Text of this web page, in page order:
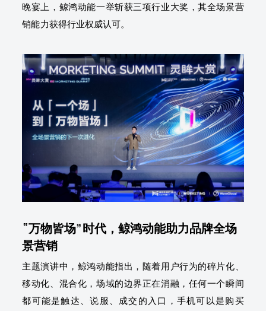
晚宴上，鲸鸿动能一举斩获三项行业大奖，其全场景营
销能力获得行业权威认可。
“万物皆场”时代，鲸鸿动能助力品牌全场
景营销
主题演讲中，鲸鸿动能指出，随着用户行为的碎片化、
移动化、混合化，场域的边界正在消融，任何一个瞬间
都可能是触达、说服、成交的入口，手机可以是购买